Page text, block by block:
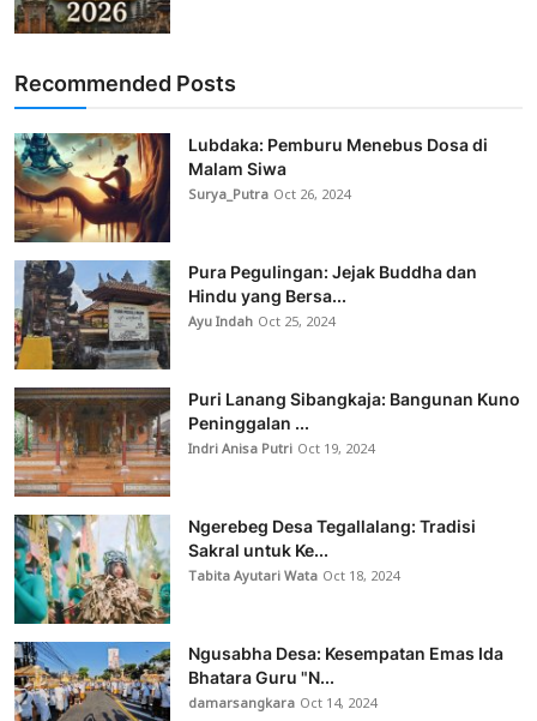
Recommended Posts
Lubdaka: Pemburu Menebus Dosa di
Malam Siwa
Surya_Putra Oct 26, 2024
Pura Pegulingan: Jejak Buddha dan
Hindu yang Bersa...
Ayu Indah Oct 25, 2024
Puri Lanang Sibangkaja: Bangunan Kuno
Peninggalan ...
Indri Anisa Putri Oct 19, 2024
Ngerebeg Desa Tegallalang: Tradisi
Sakral untuk Ke...
Tabita Ayutari Wata Oct 18, 2024
Ngusabha Desa: Kesempatan Emas Ida
Bhatara Guru "N...
damarsangkara Oct 14, 2024